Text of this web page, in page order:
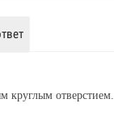
круглым отверстием.